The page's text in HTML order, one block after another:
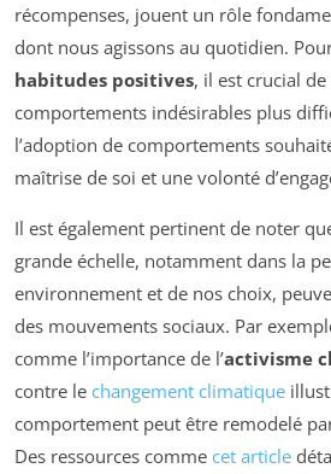
récompenses, jouent un rôle
dont nous agissons au quotidien.
habitudes positives, il est crucial
comportements indésirables plus
l’adoption de comportements
maîtrise de soi et une volonté
Il est également pertinent de noter
grande échelle, notamment dans la
environnement et de nos choix,
des mouvements sociaux. Par
comme l’importance de l’activisme
contre le changement climatique
comportement peut être remodelé
Des ressources comme cet article